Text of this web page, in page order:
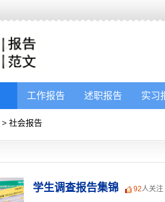
工作报告 述职报告 实习
> 社会报告
学生调查报告集锦 92人关注